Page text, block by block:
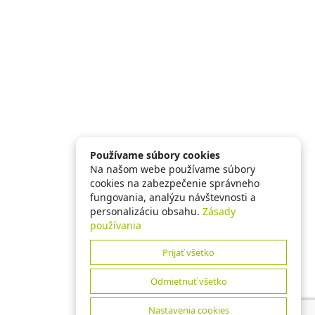
Používame súbory cookies
Na našom webe používame súbory
cookies na zabezpečenie správneho
fungovania, analýzu návštevnosti a
personalizáciu obsahu. Zásady
používania
Prijať všetko
Odmietnuť všetko
Nastavenia cookies